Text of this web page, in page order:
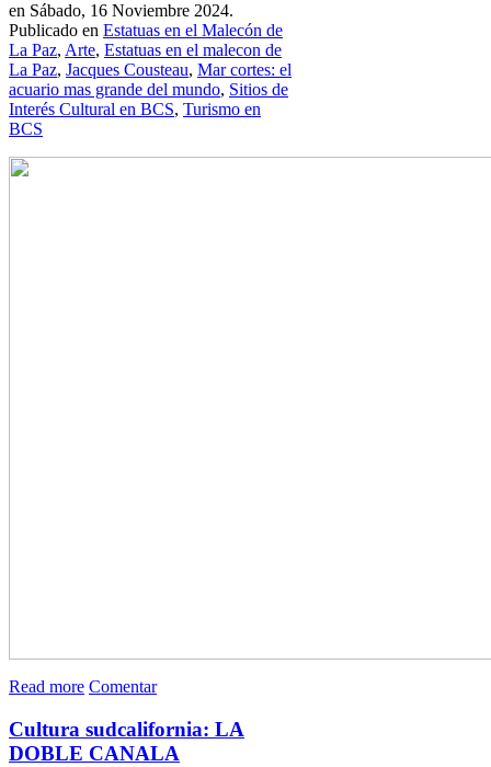
en Sábado, 16 Noviembre 2024.
Publicado en Estatuas en el Malecón de
La Paz, Arte, Estatuas en el malecon de
La Paz, Jacques Cousteau, Mar cortes: el
acuario mas grande del mundo, Sitios de
Interés Cultural en BCS, Turismo en
BCS
Read more Comentar
Cultura sudcalifornia: LA
DOBLE CANALA